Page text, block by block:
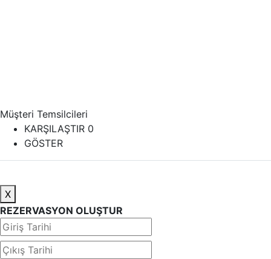
Müşteri Temsilcileri
KARŞILAŞTIR 0
GÖSTER
X
REZERVASYON OLUŞTUR